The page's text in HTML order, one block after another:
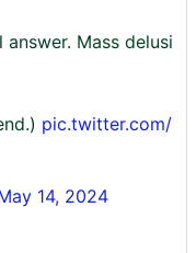
Mass delusi
pic.twitter.com/
14, 2024